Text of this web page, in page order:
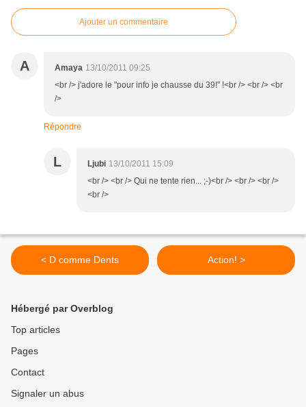
Ajouter un commentaire
A Amaya 13/10/2011 09:25
<br /> j'adore le "pour info je chausse du 39!" !<br /> <br /> <br
/>
Répondre
L Ljubi 13/10/2011 15:09
<br /> <br /> Qui ne tente rien... ;-)<br /> <br /> <br />
<br />
< D comme Dents Action! >
Hébergé par Overblog
Top articles
Pages
Contact
Signaler un abus